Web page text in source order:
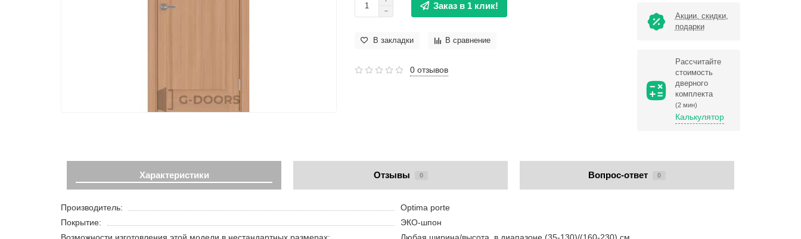
Заказ в 1 клик!
В закладки В сравнение
0 отзывов
Акции, скидки,
подарки
Рассчитайте
стоимость
дверного
комплекта
(2 мин)
Калькулятор
Характеристики Отзывы 0 Вопрос-ответ 0
Производитель:
Optima porte
Покрытие:
ЭКО-шпон